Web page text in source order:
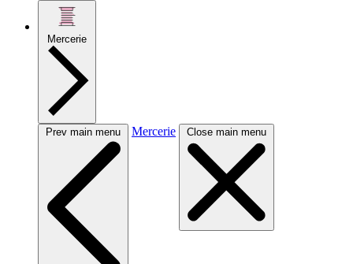
Mercerie
Prev main menu Mercerie Close main menu